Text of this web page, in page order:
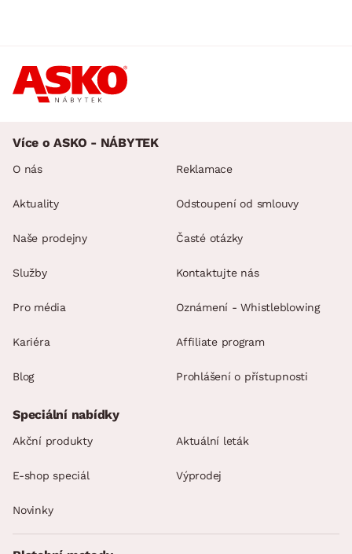
Více o ASKO - NÁBYTEK
O nás
Aktuality
Naše prodejny
Služby
Pro média
Kariéra
Blog
Reklamace
Odstoupení od smlouvy
Časté otázky
Kontaktujte nás
Oznámení - Whistleblowing
Affiliate program
Prohlášení o přístupnosti
Speciální nabídky
Akční produkty Aktuální leták
E-shop speciál Výprodej
Novinky